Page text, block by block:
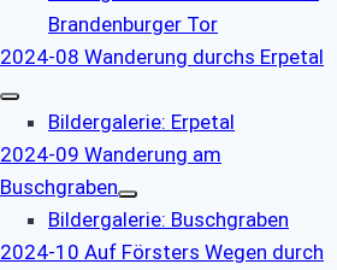
Brandenburger Tor
2024-08 Wanderung durchs Erpetal
Bildergalerie: Erpetal
2024-09 Wanderung am
Buschgraben
Bildergalerie: Buschgraben
2024-10 Auf Försters Wegen durch